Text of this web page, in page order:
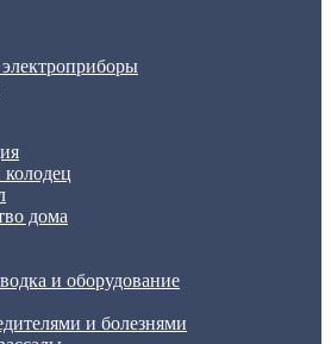
дома
и оборудование
и болезнями